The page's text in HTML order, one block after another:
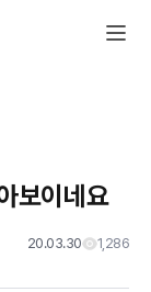
보이네요
20.03.30 1,286